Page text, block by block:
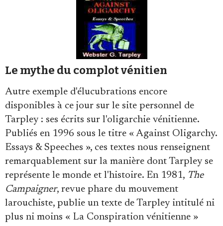
Le mythe du complot vénitien
Autre exemple d'élucubrations encore
disponibles à ce jour sur le site personnel de
Tarpley : ses écrits sur l'oligarchie vénitienne.
Publiés en 1996 sous le titre « Against Oligarchy.
Essays & Speeches », ces textes nous renseignent
remarquablement sur la manière dont Tarpley se
représente le monde et l'histoire. En 1981, The
Campaigner, revue phare du mouvement
larouchiste, publie un texte de Tarpley intitulé ni
plus ni moins « La Conspiration vénitienne »